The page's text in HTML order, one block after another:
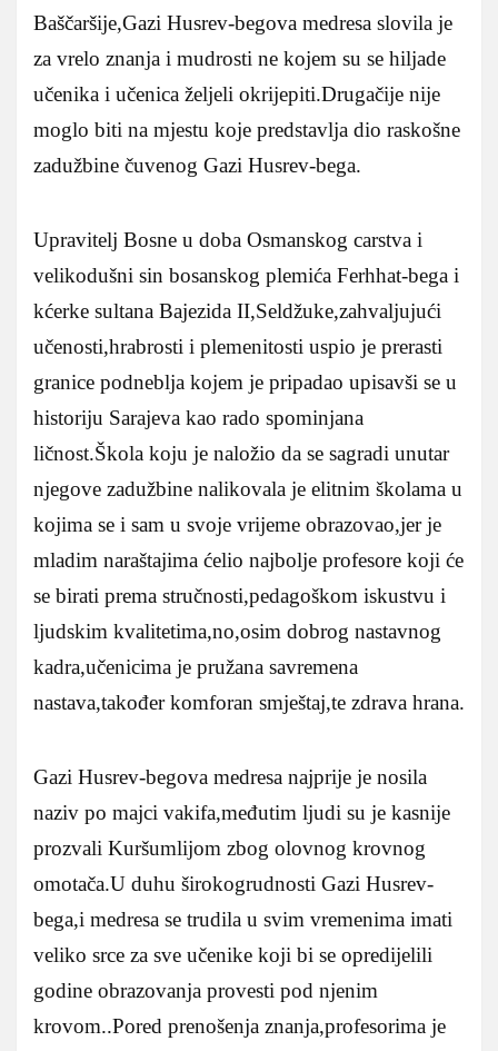
Baščaršije,Gazi Husrev-begova medresa slovila je
za vrelo znanja i mudrosti ne kojem su se hiljade
učenika i učenica željeli okrijepiti.Drugačije nije
moglo biti na mjestu koje predstavlja dio raskošne
zadužbine čuvenog Gazi Husrev-bega.
Upravitelj Bosne u doba Osmanskog carstva i
velikodušni sin bosanskog plemića Ferhhat-bega i
kćerke sultana Bajezida II,Seldžuke,zahvaljujući
učenosti,hrabrosti i plemenitosti uspio je prerasti
granice podneblja kojem je pripadao upisavši se u
historiju Sarajeva kao rado spominjana
ličnost.Škola koju je naložio da se sagradi unutar
njegove zadužbine nalikovala je elitnim školama u
kojima se i sam u svoje vrijeme obrazovao,jer je
mladim naraštajima ćelio najbolje profesore koji će
se birati prema stručnosti,pedagoškom iskustvu i
ljudskim kvalitetima,no,osim dobrog nastavnog
kadra,učenicima je pružana savremena
nastava,također komforan smještaj,te zdrava hrana.
Gazi Husrev-begova medresa najprije je nosila
naziv po majci vakifa,međutim ljudi su je kasnije
prozvali Kuršumlijom zbog olovnog krovnog
omotača.U duhu širokogrudnosti Gazi Husrev-
bega,i medresa se trudila u svim vremenima imati
veliko srce za sve učenike koji bi se opredijelili
godine obrazovanja provesti pod njenim
krovom..Pored prenošenja znanja,profesorima je